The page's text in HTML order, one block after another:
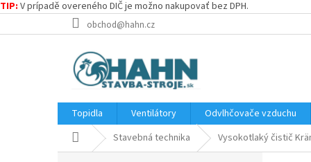
TIP: V prípadě overeného DIČ je možno nakupovať bez DPH.
na
obchod@hahn.cz
Topidla Ventilátory
Odvlhčovače vzduchu
DomovStavebná technika Vysokotlaký čistič